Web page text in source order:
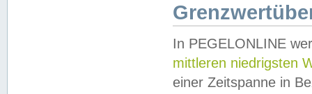
In PEGELONLINE
mittleren niedrigsten
einer Zeitspanne in